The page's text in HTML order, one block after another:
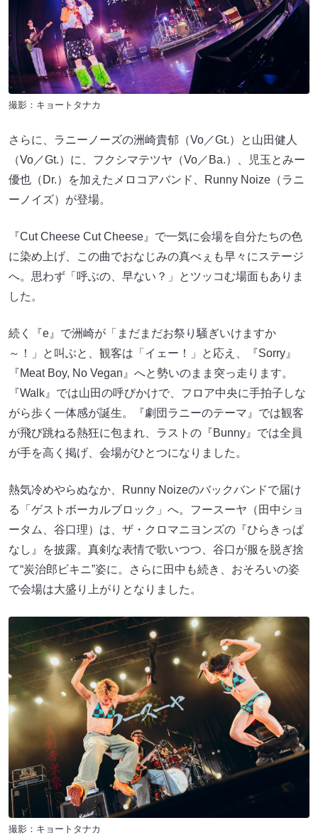
撮影：キョートタナカ
さらに、ラニーノーズの洲崎貴郁（Vo／Gt.）と山田健人
（Vo／Gt.）に、フクシマテツヤ（Vo／Ba.）、児玉とみー
優也（Dr.）を加えたメロコアバンド、Runny Noize（ラニ
ーノイズ）が登場。
『Cut Cheese Cut Cheese』で一気に会場を自分たちの色
に染め上げ、この曲でおなじみの真べぇも早々にステージ
へ。思わず「呼ぶの、早ない？」とツッコむ場面もありま
した。
続く『e』で洲崎が「まだまだお祭り騒ぎいけますか
～！」と叫ぶと、観客は「イェー！」と応え、『Sorry』
『Meat Boy, No Vegan』へと勢いのまま突っ走ります。
『Walk』では山田の呼びかけで、フロア中央に手拍子しな
がら歩く一体感が誕生。『劇団ラニーのテーマ』では観客
が飛び跳ねる熱狂に包まれ、ラストの『Bunny』では全員
が手を高く掲げ、会場がひとつになりました。
熱気冷めやらぬなか、Runny Noizeのバックバンドで届け
る「ゲストボーカルブロック」へ。フースーヤ（田中ショ
ータム、谷口理）は、ザ・クロマニヨンズの『ひらきっぱ
なし』を披露。真剣な表情で歌いつつ、谷口が服を脱ぎ捨
て“炭治郎ビキニ”姿に。さらに田中も続き、おそろいの姿
で会場は大盛り上がりとなりました。
撮影：キョートタナカ